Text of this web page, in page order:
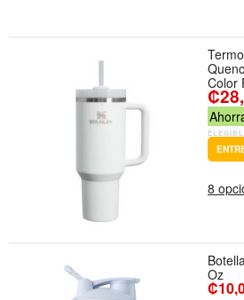
Color
8
Oz